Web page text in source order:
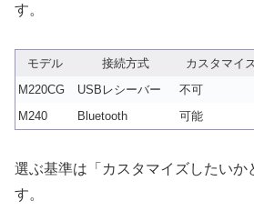
す。
モデル 接続方式 カスタマイ
M220CG
USBレシーバー 不可
M240
Bluetooth 可能
選ぶ基準は「カスタマイズしたいか
す。